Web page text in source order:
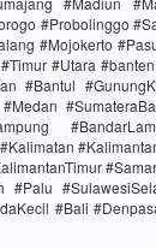
#Probolinggo
#Mojokerto
#Utara
#Bantul
#Palu
#Bali